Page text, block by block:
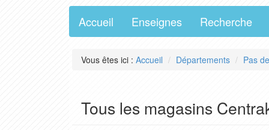
Accueil Enseignes Recherche
Vous êtes ici : Accueil Départements Pas
Tous les magasins